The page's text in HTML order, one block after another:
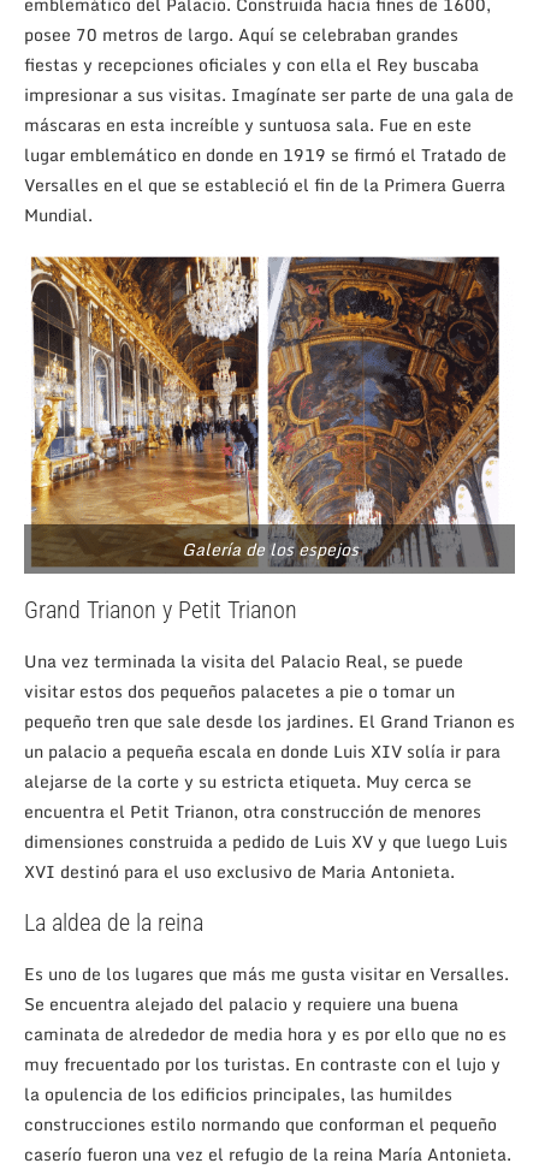
posee 70 metros de largo. Aquí se celebraban grandes
fiestas y recepciones oficiales y con ella el Rey buscaba
impresionar a sus visitas. Imagínate ser parte de una gala de
máscaras en esta increíble y suntuosa sala. Fue en este
lugar emblemático en donde en 1919 se firmó el Tratado de
Versalles en el que se estableció el fin de la Primera Guerra
Mundial.
Galería de los espejos
Grand Trianon y Petit Trianon
Una vez terminada la visita del Palacio Real, se puede
visitar estos dos pequeños palacetes a pie o tomar un
pequeño tren que sale desde los jardines. El Grand Trianon es
un palacio a pequeña escala en donde Luis XIV solía ir para
alejarse de la corte y su estricta etiqueta. Muy cerca se
encuentra el Petit Trianon, otra construcción de menores
dimensiones construida a pedido de Luis XV y que luego Luis
XVI destinó para el uso exclusivo de Maria Antonieta.
La aldea de la reina
Es uno de los lugares que más me gusta visitar en Versalles.
Se encuentra alejado del palacio y requiere una buena
caminata de alrededor de media hora y es por ello que no es
muy frecuentado por los turistas. En contraste con el lujo y
la opulencia de los edificios principales, las humildes
construcciones estilo normando que conforman el pequeño
caserío fueron una vez el refugio de la reina María Antonieta.